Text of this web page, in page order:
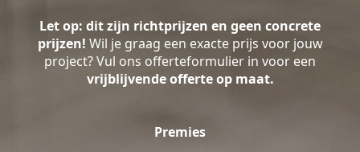
Let op: dit zijn richtprijzen en geen concrete
prijzen! Wil je graag een exacte prijs voor jouw
project? Vul ons offerteformulier in voor een
vrijblijvende offerte op maat.
Premies